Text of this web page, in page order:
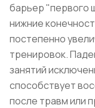
барьер "первого
нижние
постепенно
тренировок.
занятий
способствует
после травм или